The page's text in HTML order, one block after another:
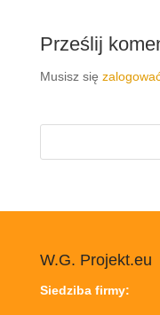
Prześlij
Musisz się
Szukaj:
W.G. Projekt.eu
Siedziba firmy: